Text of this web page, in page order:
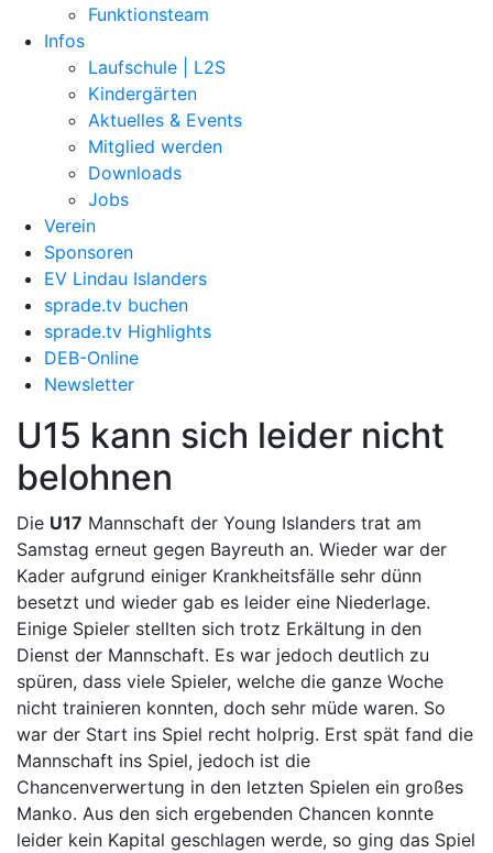
Funktionsteam
Infos
Laufschule | L2S
Kindergärten
Aktuelles & Events
Mitglied werden
Downloads
Jobs
Verein
Sponsoren
EV Lindau Islanders
sprade.tv buchen
sprade.tv Highlights
DEB-Online
Newsletter
U15 kann sich leider nicht
belohnen
Die U17 Mannschaft der Young Islanders trat am
Samstag erneut gegen Bayreuth an. Wieder war der
Kader aufgrund einiger Krankheitsfälle sehr dünn
besetzt und wieder gab es leider eine Niederlage.
Einige Spieler stellten sich trotz Erkältung in den
Dienst der Mannschaft. Es war jedoch deutlich zu
spüren, dass viele Spieler, welche die ganze Woche
nicht trainieren konnten, doch sehr müde waren. So
war der Start ins Spiel recht holprig. Erst spät fand die
Mannschaft ins Spiel, jedoch ist die
Chancenverwertung in den letzten Spielen ein großes
Manko. Aus den sich ergebenden Chancen konnte
leider kein Kapital geschlagen werde, so ging das Spiel